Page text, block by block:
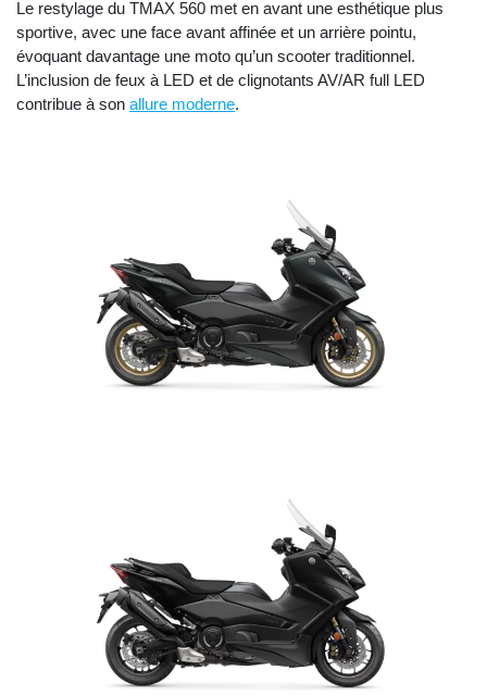
Le restylage du TMAX 560 met en avant une esthétique plus
sportive, avec une face avant affinée et un arrière pointu,
évoquant davantage une moto qu’un scooter traditionnel.
L’inclusion de feux à LED et de clignotants AV/AR full LED
contribue à son allure moderne.